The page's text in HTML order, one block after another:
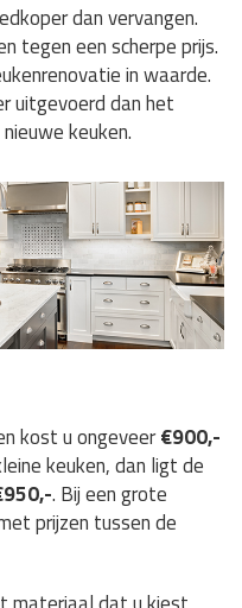
dan vervangen.
tegen een scherpe prijs.
in waarde.
uitgevoerd dan het
keuken.
kost u ongeveer€900,-
keuken, dan ligt de
. Bij een grote
prijzen tussen de